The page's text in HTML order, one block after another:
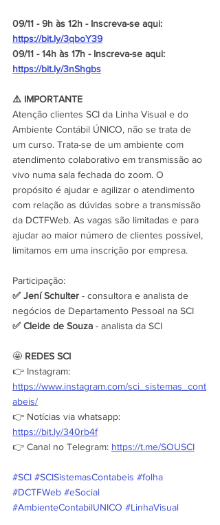
09/11 - 9h às 12h - Inscreva-se aqui:
https://bit.ly/3qboY39
09/11 - 14h às 17h - Inscreva-se aqui:
https://bit.ly/3nShgbs
⚠️ IMPORTANTE
Atenção clientes SCI da Linha Visual e do
Ambiente Contábil ÚNICO, não se trata de
um curso. Trata-se de um ambiente com
atendimento colaborativo em transmissão ao
vivo numa sala fechada do zoom. O
propósito é ajudar e agilizar o atendimento
com relação as dúvidas sobre a transmissão
da DCTFWeb. As vagas são limitadas e para
ajudar ao maior número de clientes possível,
limitamos em uma inscrição por empresa.
Participação:
✅ Jení Schulter - consultora e analista de
negócios de Departamento Pessoal na SCI
✅ Cleide de Souza - analista da SCI
🤩 REDES SCI
👉 Instagram:
https://www.instagram.com/sci_sistemas_cont
abeis/
👉 Notícias via whatsapp:
https://bit.ly/340rb4f
👉 Canal no Telegram: https://t.me/SOUSCI
#SCI #SCISistemasContabeis #folha
#DCTFWeb #eSocial
#AmbienteContabilUNICO #LinhaVisual